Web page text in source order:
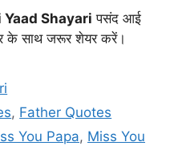
Yaad Shayari पसंद आई
के साथ जरूर शेयर करें।
, Father Quotes
You Papa, Miss You